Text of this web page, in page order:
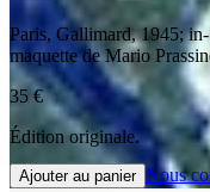
Paris, Gallimard,1945;
maquette de Mario
35 €
Édition originale.
Ajouter au panier Nous